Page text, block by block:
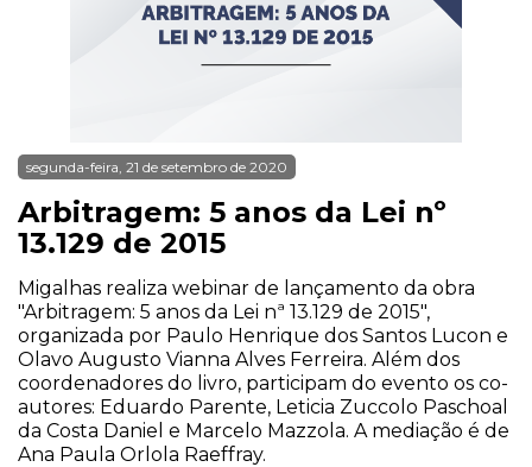
segunda-feira, 21 de setembro de 2020
Arbitragem: 5 anos da Lei nº
13.129 de 2015
Migalhas realiza webinar de lançamento da obra
"Arbitragem: 5 anos da Lei nª 13.129 de 2015",
organizada por Paulo Henrique dos Santos Lucon e
Olavo Augusto Vianna Alves Ferreira. Além dos
coordenadores do livro, participam do evento os co-
autores: Eduardo Parente, Leticia Zuccolo Paschoal
da Costa Daniel e Marcelo Mazzola. A mediação é de
Ana Paula Orlola Raeffray.